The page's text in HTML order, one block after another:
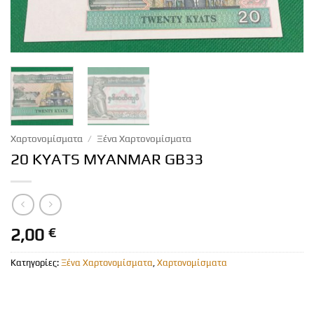
Χαρτονομίσματα / Ξένα Χαρτονομίσματα
20 KYATS MYANMAR GB33
2,00 €
Κατηγορίες: Ξένα Χαρτονομίσματα, Χαρτονομίσματα